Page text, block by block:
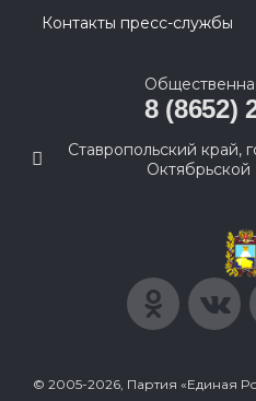
Контакты пресс-службы
8 (8652)
Ставропольский край,
© 2005-2026, Партия «Единая